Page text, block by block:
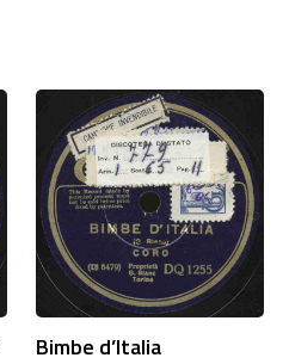
Bimbe d’Italia